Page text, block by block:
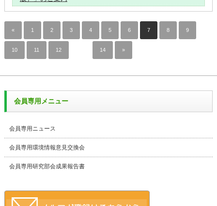
« 1 2 3 4 5 6 7 8 9
10 11 12 14 »
会員専用メニュー
会員専用ニュース
会員専用環境情報意見交換会
会員専用研究部会成果報告書